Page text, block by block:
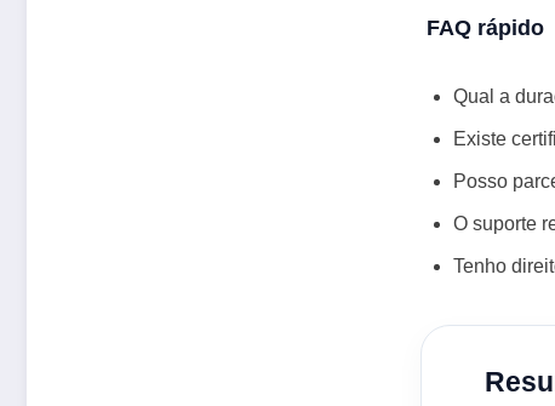
FAQ rápido
Qual a
Existe
Posso
O suporte
Tenho